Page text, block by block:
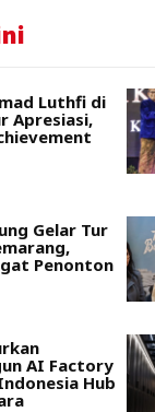
Luthfi di
Apresiasi,
Gelar Tur
Penonton
AI Factory
Hub